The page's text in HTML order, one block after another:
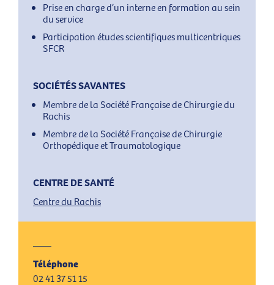
Prise en charge d’un interne en formation au sein
du service
Participation études scientifiques multicentriques
SFCR
SOCIÉTÉS SAVANTES
Membre de la Société Française de Chirurgie du
Rachis
Membre de la Société Française de Chirurgie
Orthopédique et Traumatologique
CENTRE DE SANTÉ
Centre du Rachis
Téléphone
02 41 37 51 15